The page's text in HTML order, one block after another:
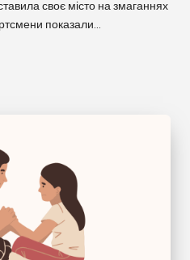
своє місто на змаганнях
показали…
білі
панель